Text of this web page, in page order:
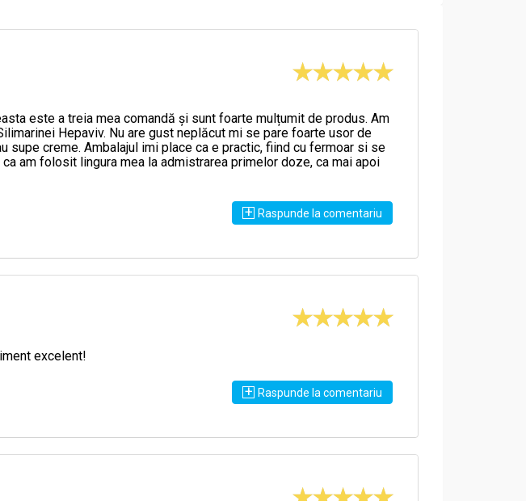
antioxidantă, măsurată prin metodele ORAC și HORAC, este de 1425,8
este a treia mea comandă și sunt foarte mulțumit de produs. Am
Hepaviv. Nu are gust neplăcut mi se pare foarte usor de
creme. Ambalajul imi place ca e practic, fiind cu fermoar si se
am folosit lingura mea la admistrarea primelor doze, ca mai apoi
+ Raspunde la comentariu
excelent!
+ Raspunde la comentariu